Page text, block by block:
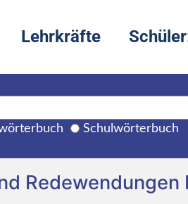
Lehrkräfte
Schulwörterbuch
Redewendungen